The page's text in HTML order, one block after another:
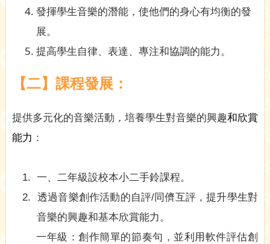
發揮學生音樂的潛能，使他們的身心有均衡的發
展。
提高學生自律、表達、專注和協調的能力。
【二】課程發展：
提供多元化的音樂活動，培養學生對音樂的興趣和欣賞
能力 ：
1. 一、二年級設校本小二手鈴課程。
2. 透過音樂創作活動的自評/同儕互評 ，提升學生對
音樂的興趣和基本欣賞能力。
一年級：創作簡單的節奏句，並利用軟件評估創